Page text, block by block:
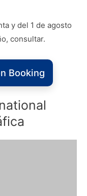
y del 1 de agosto
consultar.
Booking